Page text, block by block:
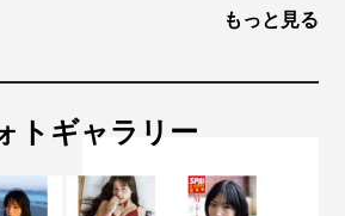
もっと見る
トギャラリー